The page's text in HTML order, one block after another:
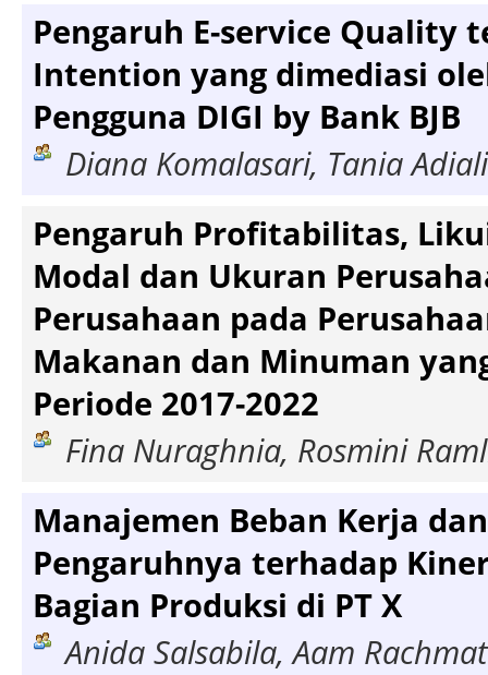
Pengaruh E-service Quality
Intention yang dimediasi
Pengguna DIGI by Bank BJB
Diana Komalasari, Tania
Pengaruh Profitabilitas,
Modal dan Ukuran
Perusahaan pada
Makanan dan Minuman
Periode 2017-2022
Fina Nuraghnia, Rosmini
Manajemen Beban Kerja
Pengaruhnya terhadap
Bagian Produksi di PT X
Anida Salsabila, Aam